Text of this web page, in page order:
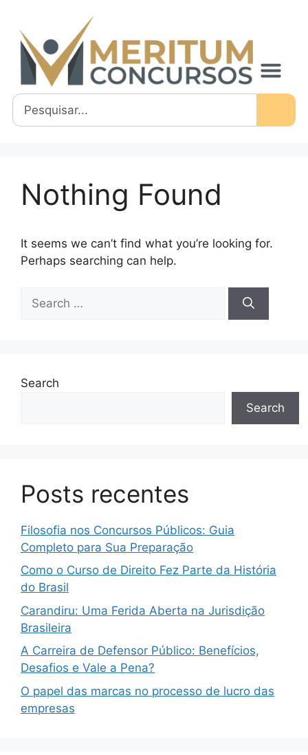
Nothing Found
It seems we can’t find what you’re looking for.
Perhaps searching can help.
Search
Search
Posts recentes
Filosofia nos Concursos Públicos: Guia
Completo para Sua Preparação
Como o Curso de Direito Fez Parte da História
do Brasil
Carandiru: Uma Ferida Aberta na Jurisdição
Brasileira
A Carreira de Defensor Público: Benefícios,
Desafios e Vale a Pena?
O papel das marcas no processo de lucro das
empresas